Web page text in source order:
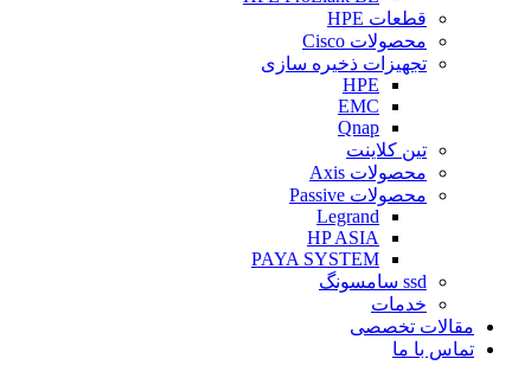
قطعات HPE
محصولات Cisco
تجهیزات ذخیره سازی
HPE
EMC
Qnap
تین کلاینت
محصولات Axis
محصولات Passive
Legrand
HP ASIA
PAYA SYSTEM
ssd سامسونگ
خدمات
مقالات تخصصی
تماس با ما